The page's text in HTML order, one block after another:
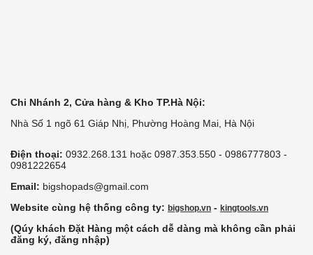
Chi Nhánh 2, Cửa hàng & Kho TP.Hà Nội:
Nhà Số 1 ngõ 61 Giáp Nhị, Phường Hoàng Mai, Hà Nội
Điện thoại: 0932.268.131 hoặc 0987.353.550 - 0986777803 -
0981222654
Email: bigshopads@gmail.com
Website cùng hệ thống công ty: bigshop.vn - kingtools.vn
(Qúy khách Đặt Hàng một cách dễ dàng mà không cần phải
đăng ký, đăng nhập)